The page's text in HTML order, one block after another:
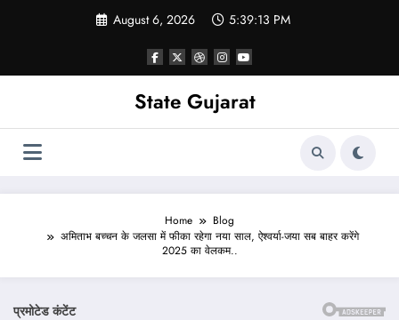
August 6, 2026 5:39:15 PM
State Gujarat
Home
Blog
अमिताभ बच्चन के जलसा में फीका रहेगा नया साल, ऐश्वर्या-जया सब बाहर करेंगे
2025 का वेलकम..